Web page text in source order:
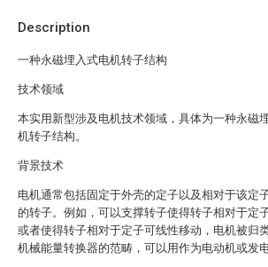
Description
一种永磁埋入式电机转子结构
技术领域
本实用新型涉及电机技术领域，具体为一种永磁
机转子结构。
背景技术
电机通常包括固定于外壳的定子以及相对于该定
的转子。例如，可以支撑转子使得转子相对于定
或者使得转子相对于定子可线性移动，电机被归
机械能量转换器的范畴，可以用作为电动机或发电